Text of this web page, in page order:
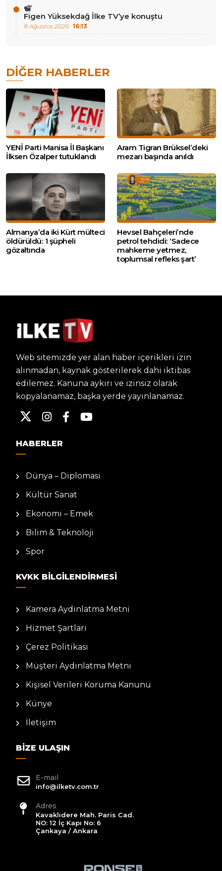
Figen Yüksekdağ İlke TV’ye konuştu
8 Ağustos 2026 16:13
DIĞER HABERLER
YENİ Parti Manisa İl Başkanı
İlksen Özalper tutuklandı
Aram Tigran Brüksel’deki
mezarı başında anıldı
Almanya’da iki Kürt mülteci
öldürüldü: 1 şüpheli
gözaltında
Hevsel Bahçeleri’nde
petrol tehdidi: ‘Sadece
mahkeme yetmez,
toplumsal refleks şart’
Web sitemizde yer alan haber içerikleri izin
alınmadan, kaynak gösterilerek dahi iktibas
edilemez. Kanuna aykırı ve izinsiz olarak
kopyalanamaz, başka yerde yayınlanamaz.
HABERLER
Dünya – Diplomasi
Kültür Sanat
Ekonomi – Emek
Bilim & Teknoloji
Spor
KVKK BILGILENDIRMESI
Kamera Aydınlatma Metni
Hizmet Şartları
Çerez Politikası
Müşteri Aydınlatma Metni
Kişisel Verileri Koruma Kanunu
Künye
İletişim
BIZE ULAŞIN
E-mail
info@ilketv.com.tr
Adres
Kavaklıdere Mah. Paris Cad.
NO: 12 İç Kapı No: 6
Çankaya / Ankara